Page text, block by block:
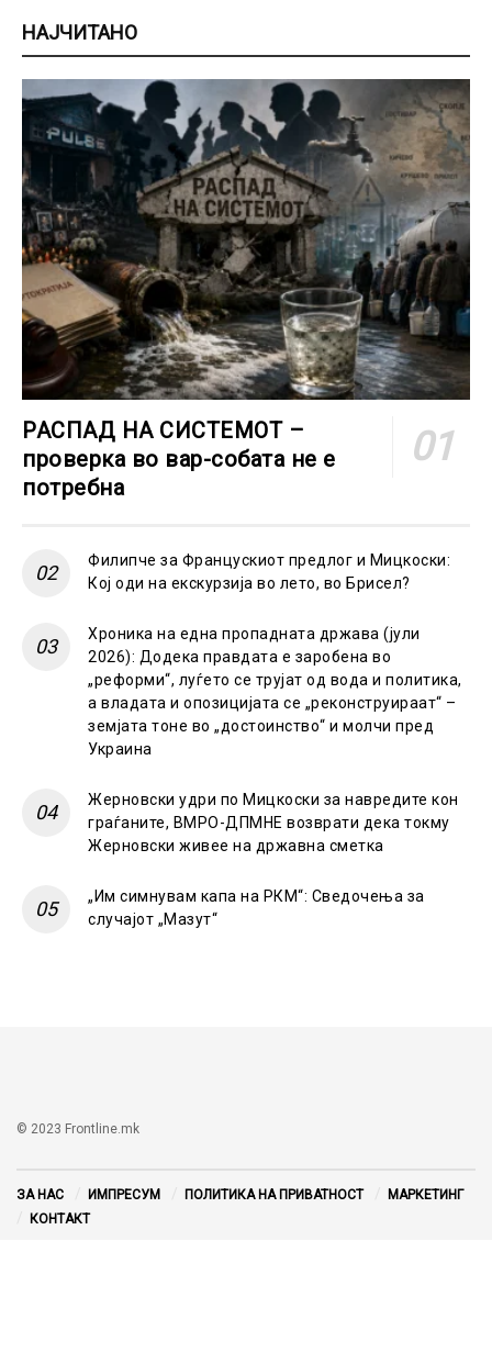
НАЈЧИТАНО
РАСПАД НА СИСТЕМОТ –
проверка во вар-собата не е
потребна
Филипче за Францускиот предлог и Мицкоски:
Кој оди на екскурзија во лето, во Брисел?
Хроника на една пропадната држава (јули
2026): Додека правдата е заробена во
„реформи“, луѓето се трујат од вода и политика,
а владата и опозицијата се „реконструираат“ –
земјата тоне во „достоинство“ и молчи пред
Украина
Жерновски удри по Мицкоски за навредите кон
граѓаните, ВМРО-ДПМНЕ возврати дека токму
Жерновски живее на државна сметка
„Им симнувам капа на РКМ“: Сведочења за
случајот „Мазут“
© 2023 Frontline.mk
ЗА НАС ИМПРЕСУМ ПОЛИТИКА НА ПРИВАТНОСТ
МАРКЕТИНГ
КОНТАКТ